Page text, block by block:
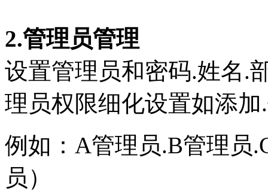
2.管理员管理
设置管理员和密码.姓名.
理员权限细化设置如添
例如：A管理员.B管理员
员）